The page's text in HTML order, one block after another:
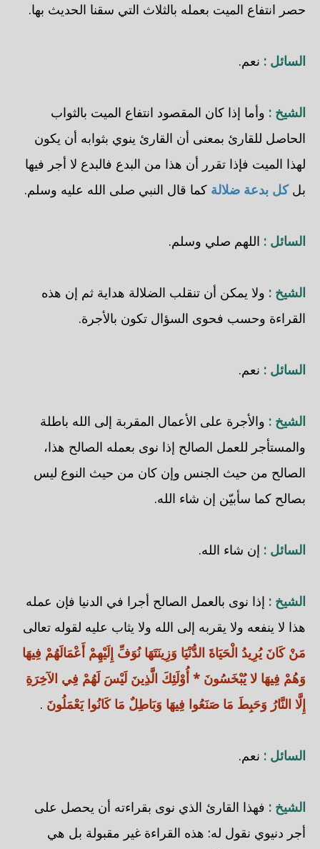
حصر انتفاع الميت بعمله بالثلاث التي سقنا الحديث بها.
السائل : نعم.
الشيخ : وأما إذا كان المقصود انتفاع الميت بالثواب
الحاصل للقارئ بمعنى أن القارئ ينوي بثوابه أن يكون
لهذا الميت فإذا تقرر أن هذا من البدع فالبدع لا أجر فيها
بلكل بدعة ضلالة كما قال النبي صلى الله عليه وسلم.
السائل : اللهم صلي وسلم.
الشيخ : ولا يمكن أن تنقلب الضلالة هداية ثم إن هذه
القراءة وحسب فحوى السؤال تكون بالأجرة.
السائل : نعم.
الشيخ : والأجرة على الأعمال المقربة إلى الله باطلة
والمستأجر للعمل الصالح إذا نوى بعمله الصالح هذا،
الصالح من حيث الجنس وإن كان من حيث النوع ليس
بصالح كما سأبيّن إن شاء الله.
السائل : إن شاء الله.
الشيخ : إذا نوى بالعمل الصالح أجرا في الدنيا فإن عمله
هذا لا ينفعه ولا يقربه إلى الله ولا يثاب عليه لقوله تعالى
مَنْ كَانَ يُرِيدُ الْحَيَاةَ الدُّنْيَا وَزِينَتَهَا نُوَفِّ إِلَيْهِمْ أَعْمَالَهُمْ فِيهَا
وَهُمْ فِيهَا لا يُبْخَسُونَ * أُوْلَئِكَ الَّذِينَ لَيْسَ لَهُمْ فِي الآخِرَةِ
إِلَّا النَّارُ وَحَبِطَ مَا صَنَعُوا فِيهَا وَبَاطِلٌ مَا كَانُوا يَعْمَلُونَ .
السائل : نعم.
الشيخ : فهذا القارئ الذي نوى بقراءته أن يحصل على
أجر دنيوي نقول له: هذه القراءة غير مقبولة بل هي